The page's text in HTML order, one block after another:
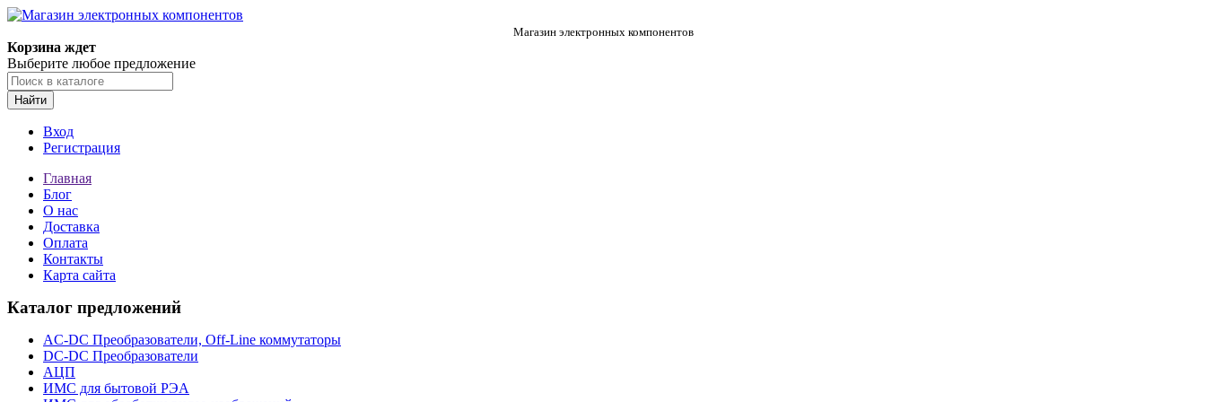
Магазин электронных компонентов
Корзина ждет
Выберите любое предложение
Найти
Вход
Регистрация
Главная
Блог
О нас
Доставка
Оплата
Контакты
Карта сайта
Каталог предложений
AC-DC Преобразователи, Off-Line коммутаторы
DC-DC Преобразователи
АЦП
ИМС для бытовой РЭА